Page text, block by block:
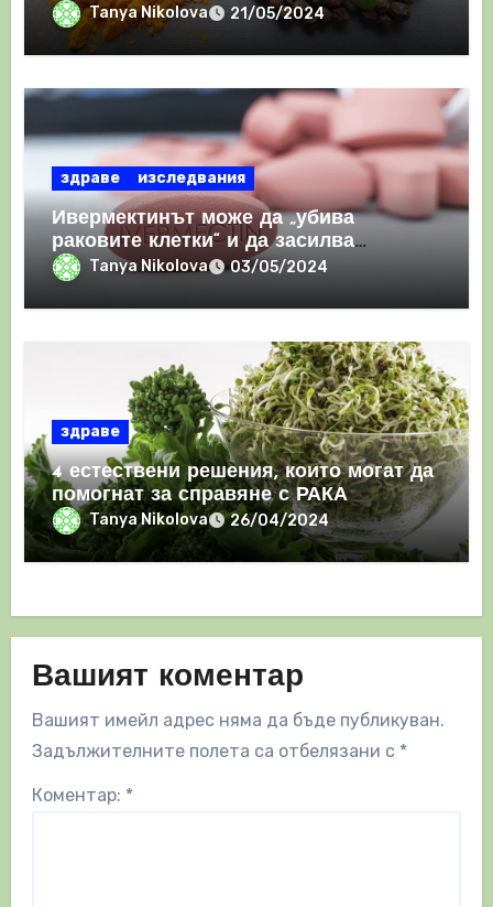
Tanya Nikolova 21/05/2024
здраве изследвания
Ивермектинът може да „убива
раковите клетки“ и да засилва
имунния отговор
Tanya Nikolova 03/05/2024
здраве
4 естествени решения, които могат да
помогнат за справяне с РАКА
Tanya Nikolova 26/04/2024
Вашият коментар
Вашият имейл адрес няма да бъде публикуван.
Задължителните полета са отбелязани с *
Коментар: *